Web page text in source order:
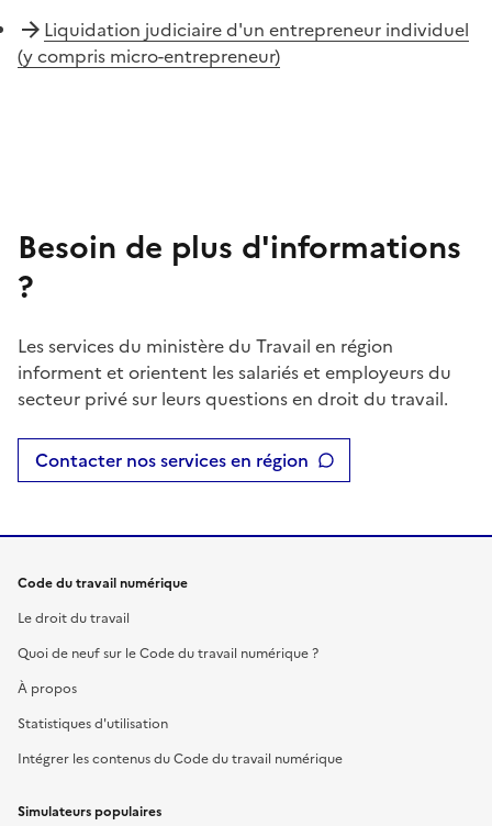
Liquidation judiciaire d'un entrepreneur individuel
(y compris micro-entrepreneur)
Besoin de plus d'informations
?
Les services du ministère du Travail en région
informent et orientent les salariés et employeurs du
secteur privé sur leurs questions en droit du travail.
Contacter nos services en région
Code du travail numérique
Le droit du travail
Quoi de neuf sur le Code du travail numérique ?
À propos
Statistiques d'utilisation
Intégrer les contenus du Code du travail numérique
Simulateurs populaires